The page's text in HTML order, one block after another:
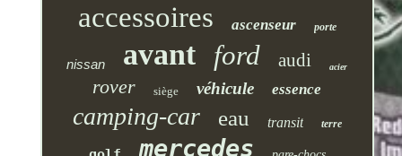
accessoires ascenseur porte
nissan avant ford audi acier
rover siège véhicule essence
camping-car eau transit terre
mercedes